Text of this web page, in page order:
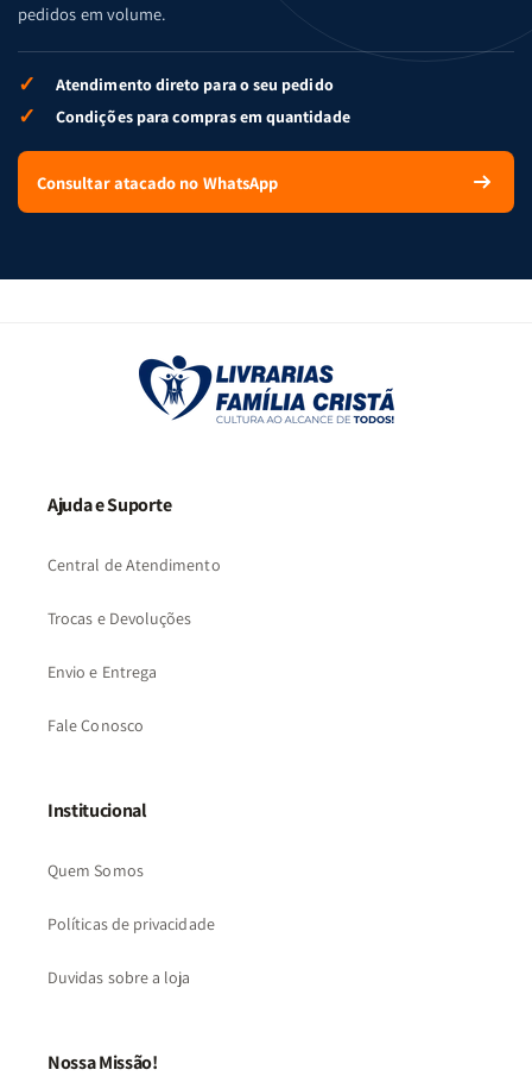
pedidos em volume.
✓ Atendimento direto para o seu pedido
✓ Condições para compras em quantidade
Consultar atacado no WhatsApp
Ajuda e Suporte
Central de Atendimento
Trocas e Devoluções
Envio e Entrega
Fale Conosco
Institucional
Quem Somos
Políticas de privacidade
Duvidas sobre a loja
Nossa Missão!